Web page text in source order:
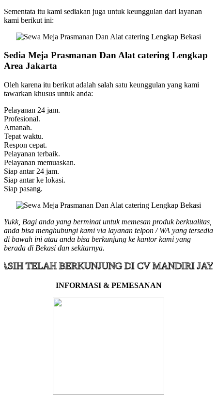
Sementata itu kami sediakan juga untuk keunggulan dari layanan
kami berikut ini:
Sedia Meja Prasmanan Dan Alat catering Lengkap
Area Jakarta
Oleh karena itu berikut adalah salah satu keunggulan yang kami
tawarkan khusus untuk anda:
Pelayanan 24 jam.
Profesional.
Amanah.
Tepat waktu.
Respon cepat.
Pelayanan terbaik.
Pelayanan memuaskan.
Siap antar 24 jam.
Siap antar ke lokasi.
Siap pasang.
Yukk, Bagi anda yang berminat untuk memesan produk berkualitas,
anda bisa menghubungi kami via layanan telpon / WA yang tersedia
di bawah ini atau anda bisa berkunjung ke kantor kami yang
berada di Bekasi dan sekitarnya.
BERKUNJUNG DI CV MANDIRI JAYA
INFORMASI & PEMESANAN